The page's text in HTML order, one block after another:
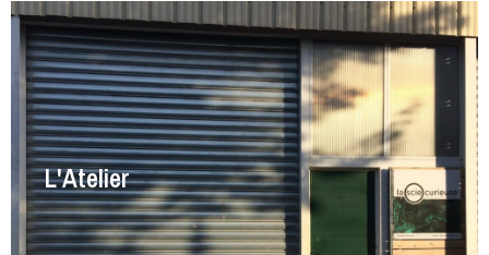
L'Atelier